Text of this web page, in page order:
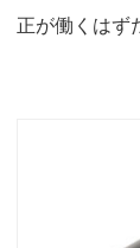
正が働くはず